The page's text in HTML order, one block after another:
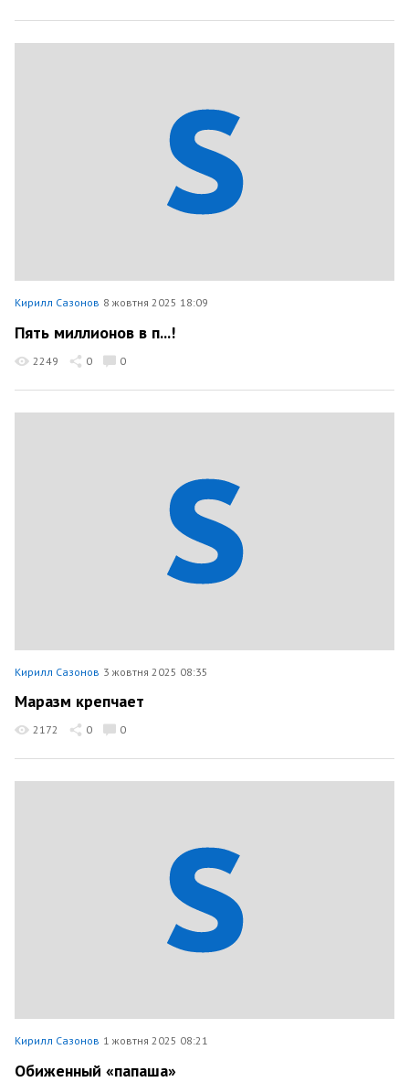
Кирилл Сазонов 8 жовтня 2025 18:09
Пять миллионов в п...!
2249 0 0
Кирилл Сазонов 3 жовтня 2025 08:35
Маразм крепчает
2172 0 0
Кирилл Сазонов 1 жовтня 2025 08:21
Обиженный «папаша»